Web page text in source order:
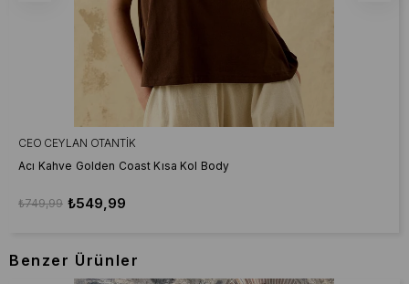
CEO CEYLAN OTANTIK
Acı Kahve Golden Coast Kısa Kol Body
₺549,99
₺749,99
Benzer Ürünler